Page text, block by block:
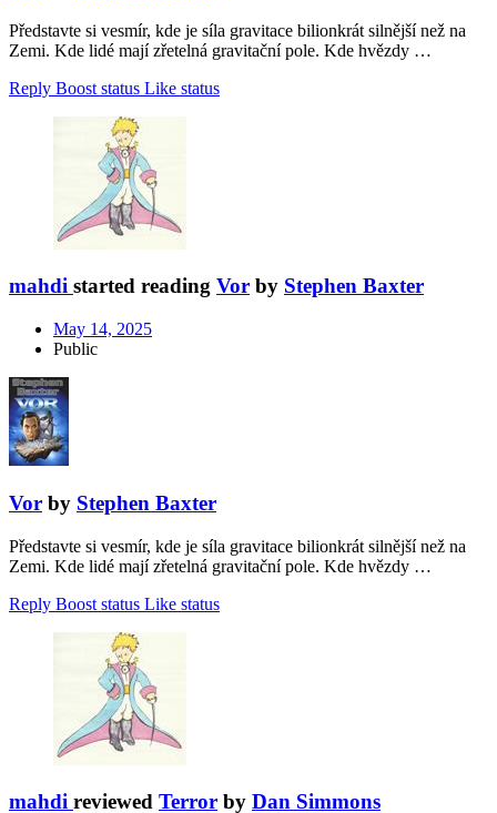
Představte si vesmír, kde je síla gravitace bilionkrát silnější než na
Zemi. Kde lidé mají zřetelná gravitační pole. Kde hvězdy …
Reply Boost status Like status
mahdi started reading Vor by Stephen Baxter
May 14, 2025
Public
Vor by Stephen Baxter
Představte si vesmír, kde je síla gravitace bilionkrát silnější než na
Zemi. Kde lidé mají zřetelná gravitační pole. Kde hvězdy …
Reply Boost status Like status
mahdi reviewed Terror by Dan Simmons